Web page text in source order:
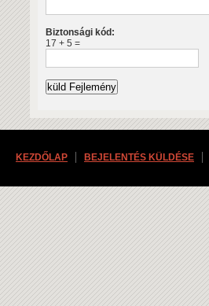
Biztonsági kód:
17 + 5 =
KEZDŐLAP BEJELENTÉS KÜLDÉSE